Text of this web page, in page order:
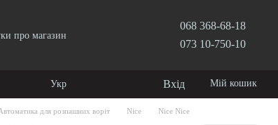
про магазин
068 368-68-18
073 10-750-10
Укр Вхід Мій кошик
для розпашних воріт Nice Nice Nice